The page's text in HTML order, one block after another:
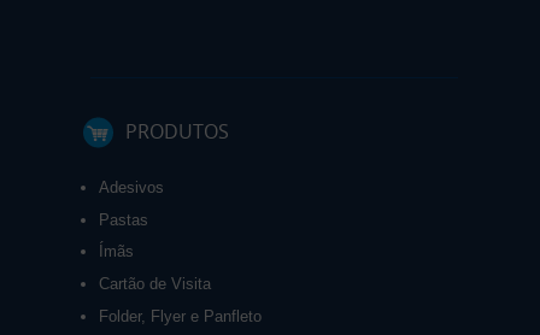
PRODUTOS
Adesivos
Pastas
Ímãs
Cartão de Visita
Folder, Flyer e Panfleto